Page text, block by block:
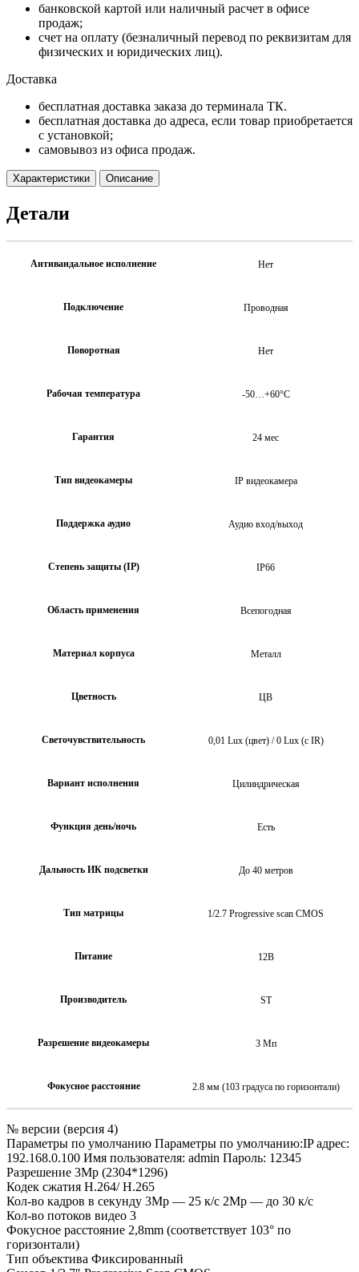
банковской картой или наличный расчет в офисе
продаж;
счет на оплату (безналичный перевод по реквизитам для
физических и юридических лиц).
Доставка
бесплатная доставка заказа до терминала ТК.
бесплатная доставка до адреса, если товар приобретается
с установкой;
самовывоз из офиса продаж.
Характеристики Описание
Детали
Антивандальное исполнение Нет
Подключение Проводная
Поворотная Нет
Рабочая температура -50…+60°С
Гарантия 24 мес
Тип видеокамеры IP видеокамера
Поддержка аудио Аудио вход/выход
Степень защиты (IP) IP66
Область применения Всепогодная
Материал корпуса Металл
Цветность ЦВ
Светочувствительность 0,01 Lux (цвет) / 0 Lux (с IR)
Вариант исполнения Цилиндрическая
Функция день/ночь Есть
Дальность ИК подсветки До 40 метров
Тип матрицы 1/2.7 Progressive scan CMOS
Питание 12В
Производитель ST
Разрешение видеокамеры 3 Мп
Фокусное расстояние 2.8 мм (103 градуса по горизонтали)
№ версии (версия 4)
Параметры по умолчанию Параметры по умолчанию:IP адрес:
192.168.0.100 Имя пользователя: admin Пароль: 12345
Разрешение 3Mp (2304*1296)
Кодек сжатия H.264/ H.265
Кол-во кадров в секунду 3Mp — 25 к/с 2Mp — до 30 к/с
Кол-во потоков видео 3
Фокусное расстояние 2,8mm (соответствует 103° по
горизонтали)
Тип объектива Фиксированный